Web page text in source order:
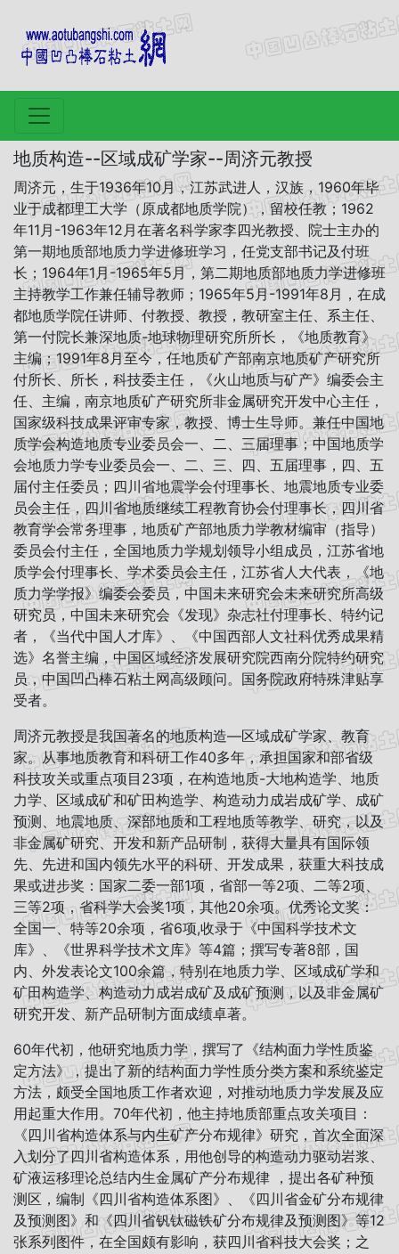
地质构造--区域成矿学家--周济元教授
周济元，生于1936年10月，江苏武进人，汉族，1960年毕
业于成都理工大学（原成都地质学院），留校任教；1962
年11月-1963年12月在著名科学家李四光教授、院士主办的
第一期地质部地质力学进修班学习，任党支部书记及付班
长；1964年1月-1965年5月，第二期地质部地质力学进修班
主持教学工作兼任辅导教师；1965年5月-1991年8月，在成
都地质学院任讲师、付教授、教授，教研室主任、系主任、
第一付院长兼深地质-地球物理研究所所长，《地质教育》
主编；1991年8月至今，任地质矿产部南京地质矿产研究所
付所长、所长，科技委主任，《火山地质与矿产》编委会主
任、主编，南京地质矿产研究所非金属研究开发中心主任，
国家级科技成果评审专家，教授、博士生导师。兼任中国地
质学会构造地质专业委员会一、二、三届理事；中国地质学
会地质力学专业委员会一、二、三、四、五届理事，四、五
届付主任委员；四川省地震学会付理事长、地震地质专业委
员会主任，四川省地质继续工程教育协会付理事长，四川省
教育学会常务理事，地质矿产部地质力学教材编审（指导）
委员会付主任，全国地质力学规划领导小组成员，江苏省地
质学会付理事长、学术委员会主任，江苏省人大代表，《地
质力学学报》编委会委员，中国未来研究会未来研究所高级
研究员，中国未来研究会《发现》杂志社付理事长、特约记
者，《当代中国人才库》、《中国西部人文社科优秀成果精
选》名誉主编，中国区域经济发展研究院西南分院特约研究
员，中国凹凸棒石粘土网高级顾问。国务院政府特殊津贴享
受者。
周济元教授是我国著名的地质构造—区域成矿学家、教育
家。从事地质教育和科研工作40多年，承担国家和部省级
科技攻关或重点项目23项，在构造地质-大地构造学、地质
力学、区域成矿和矿田构造学、构造动力成岩成矿学、成矿
预测、地震地质、深部地质和工程地质等教学、研究，以及
非金属矿研究、开发和新产品研制，获得大量具有国际领
先、先进和国内领先水平的科研、开发成果，获重大科技成
果或进步奖：国家二委一部1项，省部一等2项、二等2项、
三等2项，省科学大会奖1项，其他20余项。优秀论文奖：
全国一、特等20余项，省6项,收录于《中国科学技术文
库》、《世界科学技术文库》等4篇；撰写专著8部，国
内、外发表论文100余篇，特别在地质力学、区域成矿学和
矿田构造学、构造动力成岩成矿及成矿预测，以及非金属矿
研究开发、新产品研制方面成绩卓著。
60年代初，他研究地质力学，撰写了《结构面力学性质鉴
定方法》，提出了新的结构面力学性质分类方案和系统鉴定
方法，颇受全国地质工作者欢迎，对推动地质力学发展及应
用起重大作用。70年代初，他主持地质部重点攻关项目：
《四川省构造体系与内生矿产分布规律》研究，首次全面深
入划分了四川省构造体系，用他创导的构造动力驱动岩浆、
矿液运移理论总结内生金属矿产分布规律 ，提出各矿种预
测区，编制《四川省构造体系图》、《四川省金矿分布规律
及预测图》和《四川省钒钛磁铁矿分布规律及预测图》等12
张系列图件，在全国颇有影响，获四川省科技大会奖；之